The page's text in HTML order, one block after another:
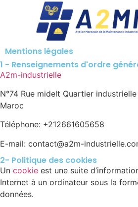
Mentions légales
1 - Renseignements d'ordre
A2m-industrielle
N°74 Rue midelt Quartier industrielle
Maroc
Téléphone: +212661605658
E-mail: contact@a2m-
2- Politique des cookies
Un cookie est une suite
Internet à un ordinateur sous la
données.